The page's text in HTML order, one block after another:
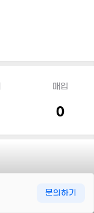
매입
0
문의하기